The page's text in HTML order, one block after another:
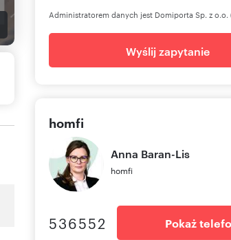
Administratorem danych jest Domiporta Sp. z o.o.
Wyślij zapytanie
homfi
Anna Baran-Lis
homfi
536552 Pokaż